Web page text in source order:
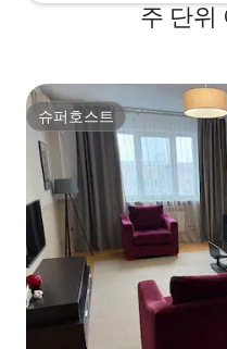
주 단위
슈퍼호스트
슈퍼호스트